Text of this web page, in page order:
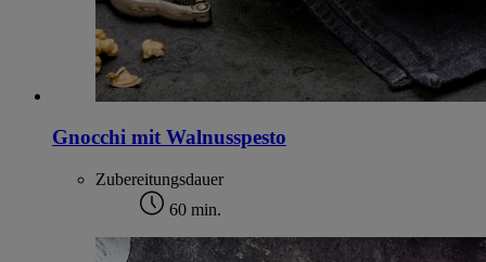
Gnocchi mit Walnusspesto
Zubereitungsdauer
60 min.